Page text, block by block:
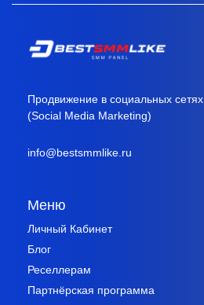
Продвижение в социальных сетях
(Social Media Marketing)
info@bestsmmlike.ru
Меню
Личный Кабинет
Блог
Реселлерам
Партнёрская программа